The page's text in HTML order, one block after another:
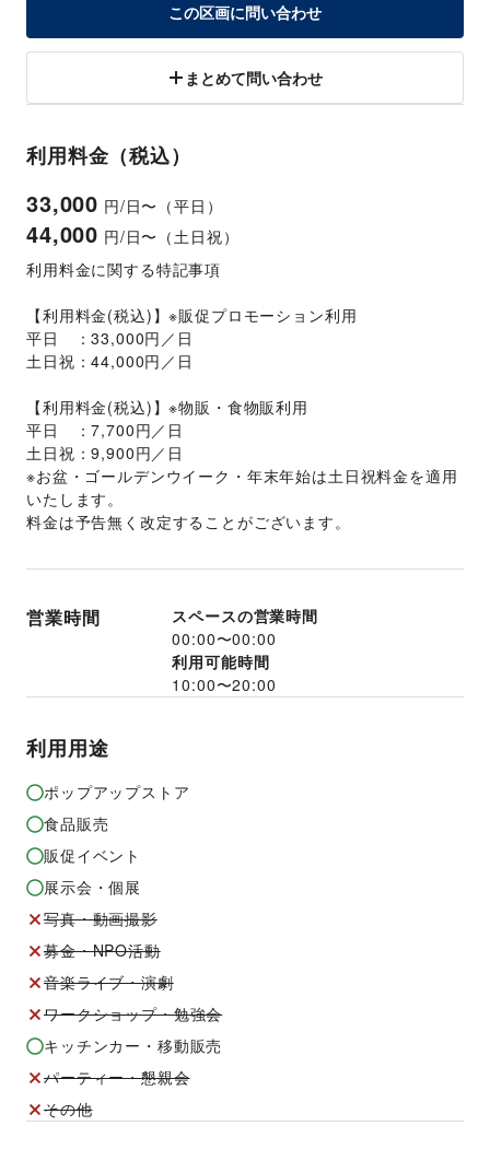
この区画に問い合わせ
まとめて問い合わせ
利用料金（税込）
33,000 円/日〜（平日）
44,000 円/日〜（土日祝）
利用料金に関する特記事項
【利用料金(税込)】※販促プロモーション利用
平日　：33,000円／日
土日祝：44,000円／日
【利用料金(税込)】※物販・食物販利用
平日　：7,700円／日
土日祝：9,900円／日
※お盆・ゴールデンウイーク・年末年始は土日祝料金を適用
いたします。
料金は予告無く改定することがございます。
営業時間
スペースの営業時間
00:00〜00:00
利用可能時間
10:00〜20:00
利用用途
ポップアップストア
食品販売
販促イベント
展示会・個展
写真・動画撮影
募金・NPO活動
音楽ライブ・演劇
ワークショップ・勉強会
キッチンカー・移動販売
パーティー・懇親会
その他